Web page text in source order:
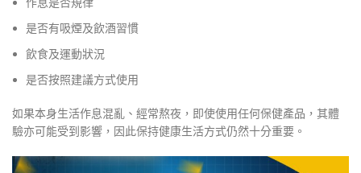
是否有吸煙及飲酒習慣
飲食及運動狀況
是否按照建議方式使用
如果本身生活作息混亂、經常熬夜，即使使用任何保健產品，其體
驗亦可能受到影響，因此保持健康生活方式仍然十分重要。